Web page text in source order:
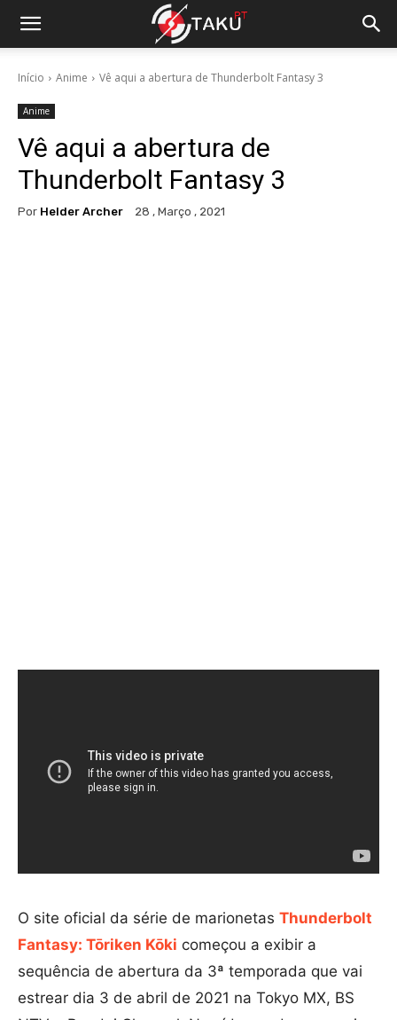
Início Anime Vê aqui a abertura de Thunderbolt Fantasy 3
Anime
Vê aqui a abertura de
Thunderbolt Fantasy 3
Por Helder Archer 28 , Março , 2021
O site oficial da série de marionetas Thunderbolt
Fantasy: Tōriken Kōki começou a exibir a
sequência de abertura da 3ª temporada que vai
estrear dia 3 de abril de 2021 na Tokyo MX, BS